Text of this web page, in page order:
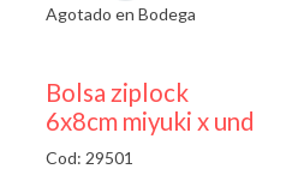
Agotado en Bodega
¡NUEVO!
Bolsa ziplock
6x8cm miyuki x und
Cod: 29501